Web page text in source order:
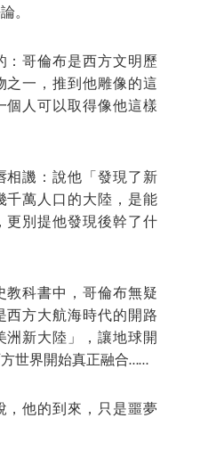
。
：哥倫布是西方文明歷
之一，推到他雕像的這
個人可以取得像他這樣
相譏：說他「發現了新
千萬人口的大陸，是能
更別提他發現後幹了什
教科書中，哥倫布無疑
西方大航海時代的開路
洲新大陸」，讓地球開
世界開始真正融合……
，他的到來，只是噩夢